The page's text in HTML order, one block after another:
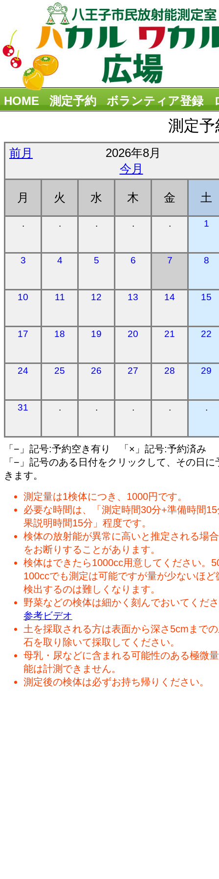
HOME 測定予約 ボランティア登録
測定
前月
2026年8月
今月
月 火 水 木 金 土
. . . . . 1
3 4 5 6 7 8
10 11 12 13 14 15
17 18 19 20 21 22
24 25 26 27 28 29
31 . . . . .
「−」記号:予約空き有り 「×」記号:予約済み
「−」記号のある日付をクリックして、その日に
きます。
測定量は1検体につき、1000円です。
必要な時間は、「測定時間30分+準備時間
果説明時間15分」程度です。
検体の放射能が異常に高いと推定される場
をお断りすることがあります。
検体はできたら1000cc用意してください。
100ccでも測定は可能ですが量が少ないほど
検出するのは難しくなります。
野菜などの検体は細かく刻んでおいてくだ
参考ビデオ
土を採取される方は表面から深さ5cmまで
石を取り除いて採取してください。
母乳・尿などに含まれる可能性のある極微
能は計測できません。
測定後の検体は必ずお持ち帰りください。